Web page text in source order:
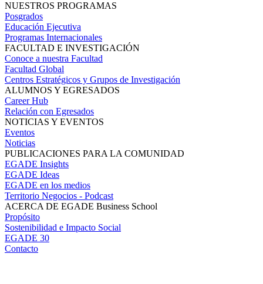
NUESTROS PROGRAMAS
Posgrados
Educación Ejecutiva
Programas Internacionales
FACULTAD E INVESTIGACIÓN
Conoce a nuestra Facultad
Facultad Global
Centros Estratégicos y Grupos de Investigación
ALUMNOS Y EGRESADOS
Career Hub
Relación con Egresados
NOTICIAS Y EVENTOS
Eventos
Noticias
PUBLICACIONES PARA LA COMUNIDAD
EGADE Insights
EGADE Ideas
EGADE en los medios
Territorio Negocios - Podcast
ACERCA DE EGADE Business School
Propósito
Sostenibilidad e Impacto Social
EGADE 30
Contacto